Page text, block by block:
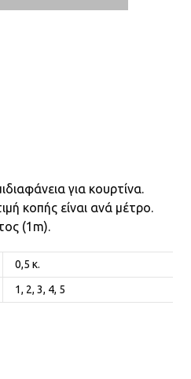
για κουρτίνα.
κοπής είναι ανά μέτρο.
(1m).
0,5 κ.
1, 2, 3, 4, 5